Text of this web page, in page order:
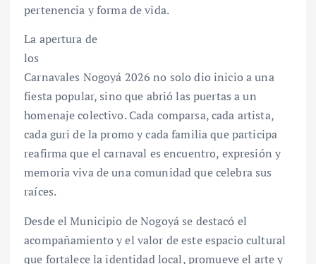
pertenencia y forma de vida.
La apertura de
los
Carnavales Nogoyá 2026 no solo dio inicio a una
fiesta popular, sino que abrió las puertas a un
homenaje colectivo. Cada comparsa, cada artista,
cada guri de la promo y cada familia que participa
reafirma que el carnaval es encuentro, expresión y
memoria viva de una comunidad que celebra sus
raíces.
Desde el Municipio de Nogoyá se destacó el
acompañamiento y el valor de este espacio cultural
que fortalece la identidad local, promueve el arte y